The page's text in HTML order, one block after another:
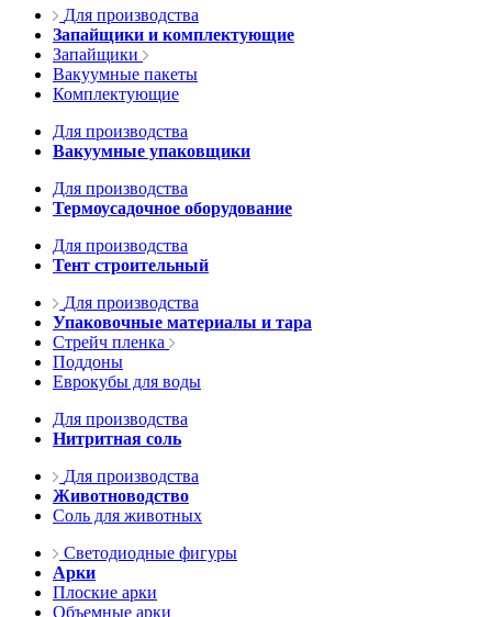
Для производства
Запайщики и комплектующие
Запайщики
Вакуумные пакеты
Комплектующие
Для производства
Вакуумные упаковщики
Для производства
Термоусадочное оборудование
Для производства
Тент строительный
Для производства
Упаковочные материалы и тара
Стрейч пленка
Поддоны
Еврокубы для воды
Для производства
Нитритная соль
Для производства
Животноводство
Соль для животных
Светодиодные фигуры
Арки
Плоские арки
Объемные арки